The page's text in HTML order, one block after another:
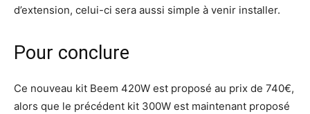
d’extension, celui-ci sera aussi simple à venir installer.
Pour conclure
Ce nouveau kit Beem 420W est proposé au prix de 740€,
alors que le précédent kit 300W est maintenant proposé